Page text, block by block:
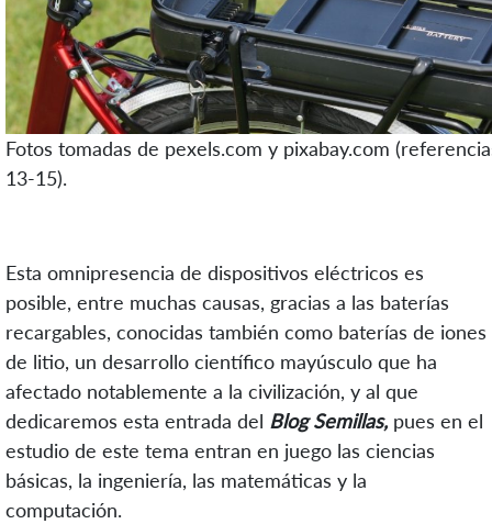
Fotos tomadas de pexels.com y pixabay.com
13-15).
Esta omnipresencia de dispositivos eléctricos es
posible, entre muchas causas, gracias a las baterías
recargables, conocidas también como baterías de iones
de litio, un desarrollo científico mayúsculo que ha
afectado notablemente a la civilización, y al que
dedicaremos esta entrada del Blog Semillas,pues en el
estudio de este tema entran en juego las ciencias
básicas, la ingeniería, las matemáticas y la
computación.